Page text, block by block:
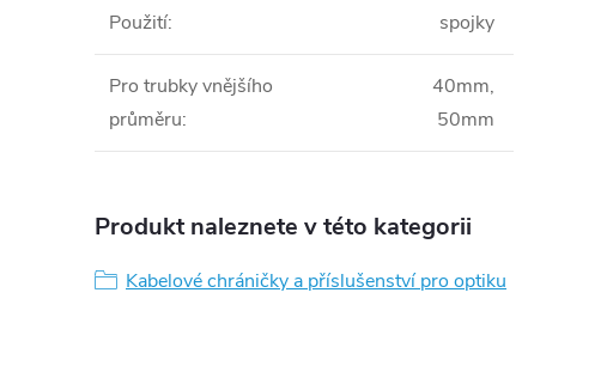
Použití: spojky
Pro trubky vnějšího
průměru:
40mm,
50mm
Produkt naleznete v této kategorii
Kabelové chráničky a příslušenství pro optiku